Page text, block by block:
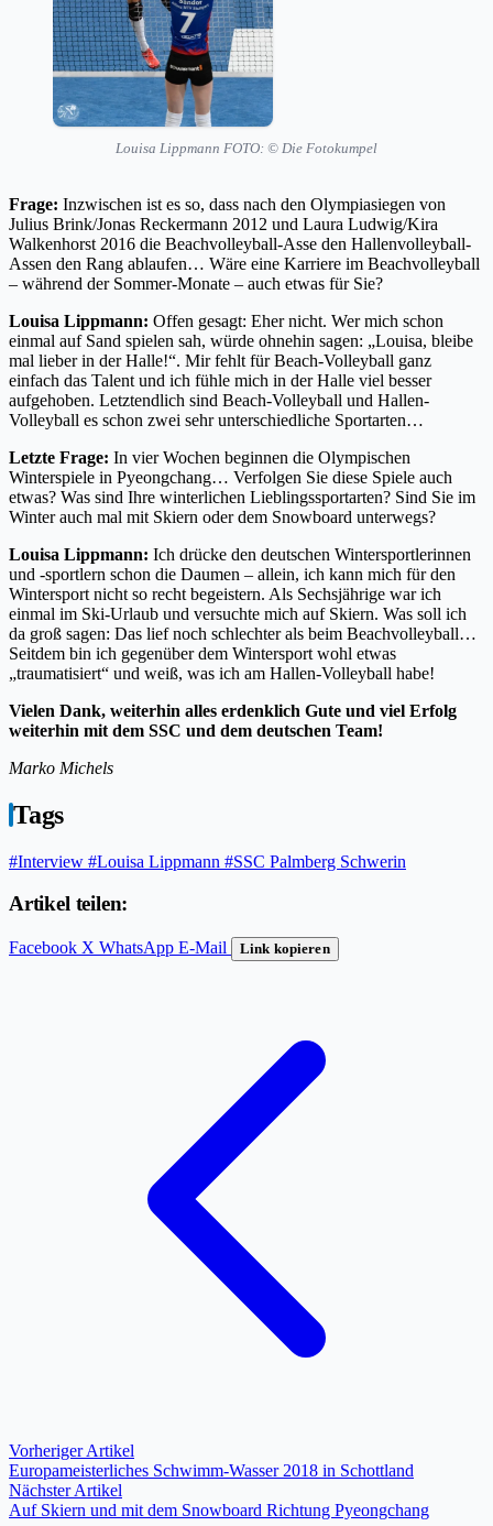
Louisa Lippmann FOTO: © Die Fotokumpel
Frage: Inzwischen ist es so, dass nach den Olympiasiegen von
Julius Brink/Jonas Reckermann 2012 und Laura Ludwig/Kira
Walkenhorst 2016 die Beachvolleyball-Asse den Hallenvolleyball-
Assen den Rang ablaufen… Wäre eine Karriere im Beachvolleyball
– während der Sommer-Monate – auch etwas für Sie?
Louisa Lippmann: Offen gesagt: Eher nicht. Wer mich schon
einmal auf Sand spielen sah, würde ohnehin sagen: „Louisa, bleibe
mal lieber in der Halle!“. Mir fehlt für Beach-Volleyball ganz
einfach das Talent und ich fühle mich in der Halle viel besser
aufgehoben. Letztendlich sind Beach-Volleyball und Hallen-
Volleyball es schon zwei sehr unterschiedliche Sportarten…
Letzte Frage: In vier Wochen beginnen die Olympischen
Winterspiele in Pyeongchang… Verfolgen Sie diese Spiele auch
etwas? Was sind Ihre winterlichen Lieblingssportarten? Sind Sie im
Winter auch mal mit Skiern oder dem Snowboard unterwegs?
Louisa Lippmann: Ich drücke den deutschen Wintersportlerinnen
und -sportlern schon die Daumen – allein, ich kann mich für den
Wintersport nicht so recht begeistern. Als Sechsjährige war ich
einmal im Ski-Urlaub und versuchte mich auf Skiern. Was soll ich
da groß sagen: Das lief noch schlechter als beim Beachvolleyball…
Seitdem bin ich gegenüber dem Wintersport wohl etwas
„traumatisiert“ und weiß, was ich am Hallen-Volleyball habe!
Vielen Dank, weiterhin alles erdenklich Gute und viel Erfolg
weiterhin mit dem SSC und dem deutschen Team!
Marko Michels
Tags
#Interview #Louisa Lippmann #SSC Palmberg Schwerin
Artikel teilen:
Facebook X WhatsApp E-Mail Link kopieren
Vorheriger Artikel
Europameisterliches Schwimm-Wasser 2018 in Schottland
Nächster Artikel
Auf Skiern und mit dem Snowboard Richtung Pyeongchang